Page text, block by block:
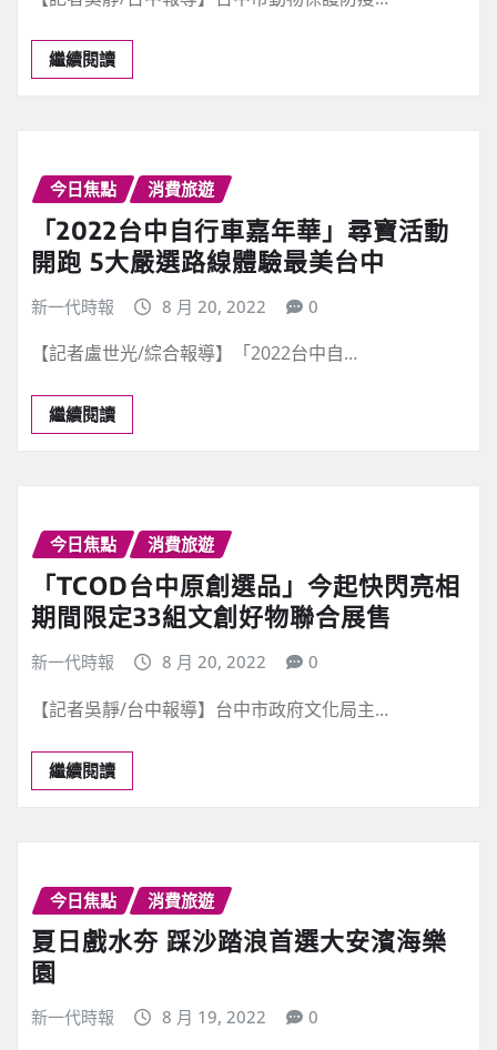
繼續閱讀
今日焦點 消費旅遊
「2022台中自行車嘉年華」尋寶活動
開跑 5大嚴選路線體驗最美台中
新一代時報 8 月 20, 2022 0
【記者盧世光/綜合報導】「2022台中自…
繼續閱讀
今日焦點 消費旅遊
「TCOD台中原創選品」今起快閃亮相
期間限定33組文創好物聯合展售
新一代時報 8 月 20, 2022 0
【記者吳靜/台中報導】台中市政府文化局主…
繼續閱讀
今日焦點 消費旅遊
夏日戲水夯 踩沙踏浪首選大安濱海樂
園
新一代時報 8 月 19, 2022 0